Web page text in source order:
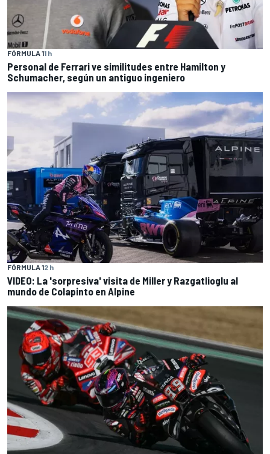
FÓRMULA 11 h
Personal de Ferrari ve similitudes entre Hamilton y
Schumacher, según un antiguo ingeniero
FÓRMULA 12 h
VIDEO: La 'sorpresiva' visita de Miller y Razgatlioglu al
mundo de Colapinto en Alpine